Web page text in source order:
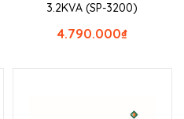
3.2KVA (SP-3200)
₫
4.790.000